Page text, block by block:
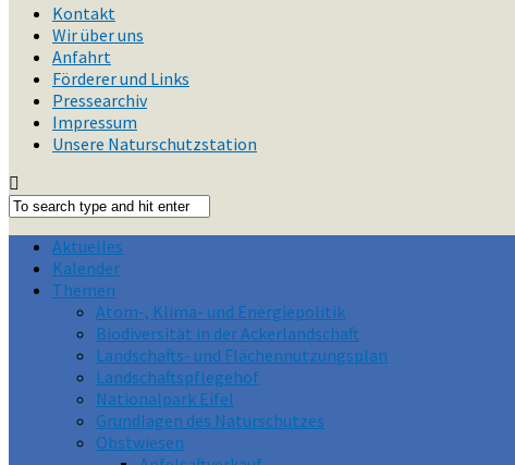
Kontakt
Wir über uns
Anfahrt
Förderer und Links
Pressearchiv
Impressum
Unsere Naturschutzstation
Aktuelles
Kalender
Themen
Atom-, Klima- und Energiepolitik
Biodiversität in der Ackerlandschaft
Landschafts- und Flächennutzungsplan
Landschaftspflegehof
Nationalpark Eifel
Grundlagen des Naturschutzes
Obstwiesen